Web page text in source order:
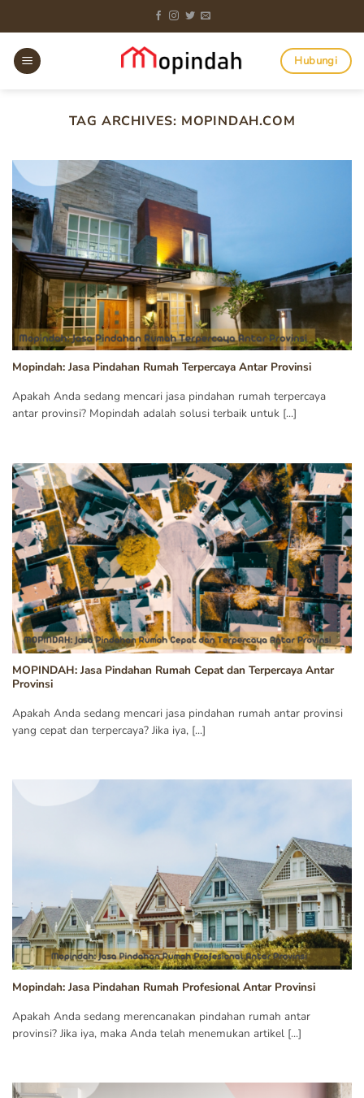
to
content
Hubungi
TAG ARCHIVES: MOPINDAH.COM
Mopindah: Jasa Pindahan Rumah Terpercaya Antar Provinsi
Apakah Anda sedang mencari jasa pindahan rumah terpercaya
antar provinsi? Mopindah adalah solusi terbaik untuk [...]
MOPINDAH: Jasa Pindahan Rumah Cepat dan Terpercaya Antar
Provinsi
Apakah Anda sedang mencari jasa pindahan rumah antar provinsi
yang cepat dan terpercaya? Jika iya, [...]
Mopindah: Jasa Pindahan Rumah Profesional Antar Provinsi
Apakah Anda sedang merencanakan pindahan rumah antar
provinsi? Jika iya, maka Anda telah menemukan artikel [...]